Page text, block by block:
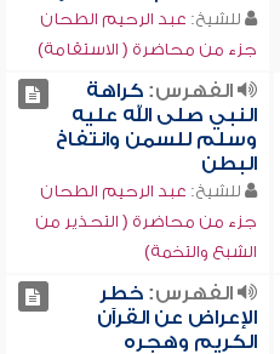
للشيخ: عبد الرحيم الطحان
جزء من محاضرة ( الاستقامة)
الفهرس:كراهة
النبي صلى الله عليه
وسلم للسمن وانتفاخ
البطن
للشيخ: عبد الرحيم الطحان
جزء من محاضرة ( التحذير من
الشبع والتخمة)
الفهرس:خطر
الإعراض عن القرآن
الكريم وهجره